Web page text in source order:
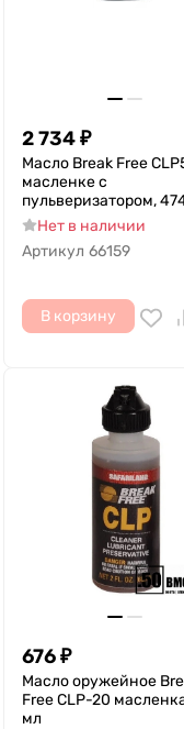
2 734₽
Масло Break Free
масленке с
пульверизатором,
Нет в наличии
Артикул 66159
В корзину
676₽
Масло оружейное
Free CLP-20
мл